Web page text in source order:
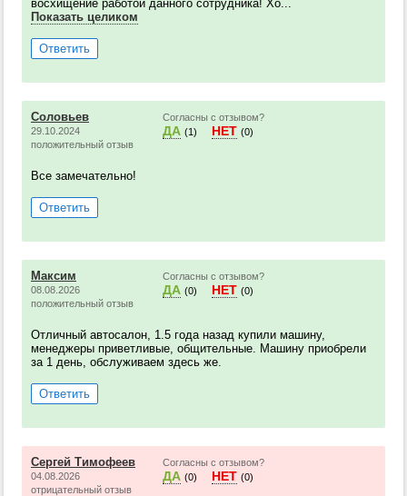
восхищение работой данного сотрудника! Хо...
Показать целиком
Ответить
Соловьев
29.10.2024
положительный отзыв
Согласны с отзывом?
ДА (1) НЕТ (0)
Все замечательно!
Ответить
Максим
08.08.2026
положительный отзыв
Согласны с отзывом?
ДА (0) НЕТ (0)
Отличный автосалон, 1.5 года назад купили машину,
менеджеры приветливые, общительные. Машину приобрели
за 1 день, обслуживаем здесь же.
Ответить
Сергей Тимофеев
04.08.2026
отрицательный отзыв
Согласны с отзывом?
ДА (0) НЕТ (0)